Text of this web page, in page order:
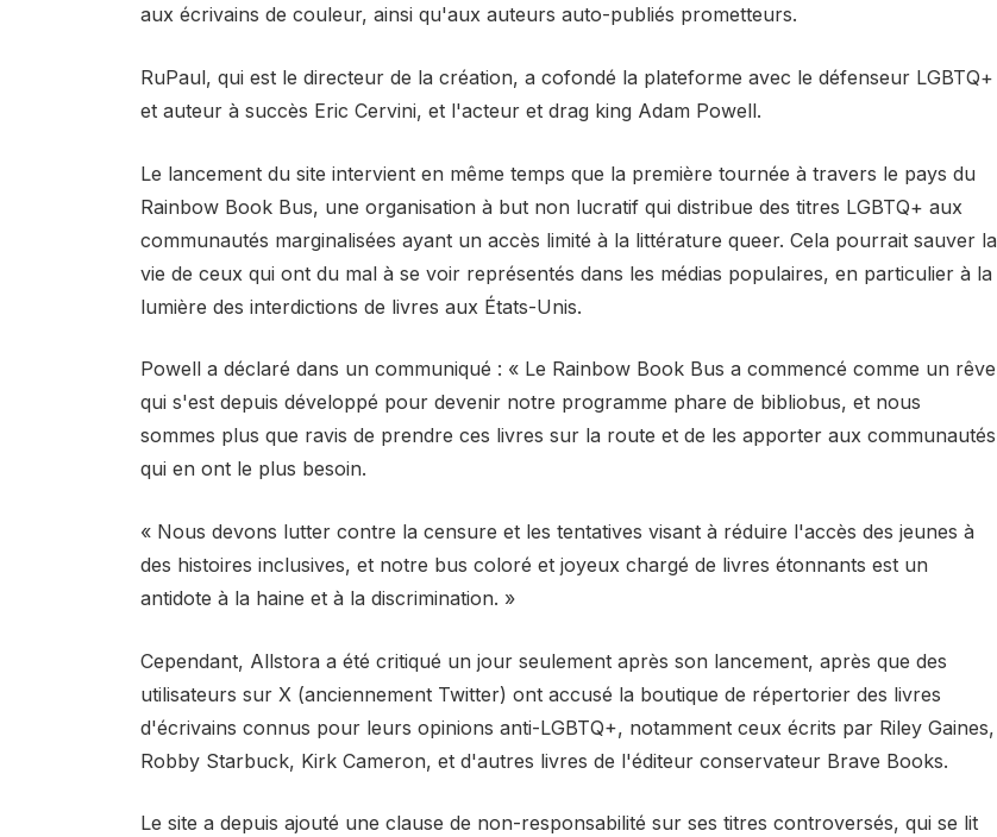
aux écrivains de couleur, ainsi qu'aux auteurs auto-publiés prometteurs.
RuPaul, qui est le directeur de la création, a cofondé la plateforme avec le défenseur LGBTQ+
et auteur à succès Eric Cervini, et l'acteur et drag king Adam Powell.
Le lancement du site intervient en même temps que la première tournée à travers le pays du
Rainbow Book Bus, une organisation à but non lucratif qui distribue des titres LGBTQ+ aux
communautés marginalisées ayant un accès limité à la littérature queer. Cela pourrait sauver la
vie de ceux qui ont du mal à se voir représentés dans les médias populaires, en particulier à la
lumière des interdictions de livres aux États-Unis.
Powell a déclaré dans un communiqué : « Le Rainbow Book Bus a commencé comme un rêve
qui s'est depuis développé pour devenir notre programme phare de bibliobus, et nous
sommes plus que ravis de prendre ces livres sur la route et de les apporter aux communautés
qui en ont le plus besoin.
« Nous devons lutter contre la censure et les tentatives visant à réduire l'accès des jeunes à
des histoires inclusives, et notre bus coloré et joyeux chargé de livres étonnants est un
antidote à la haine et à la discrimination. »
Cependant, Allstora a été critiqué un jour seulement après son lancement, après que des
utilisateurs sur X (anciennement Twitter) ont accusé la boutique de répertorier des livres
d'écrivains connus pour leurs opinions anti-LGBTQ+, notamment ceux écrits par Riley Gaines,
Robby Starbuck, Kirk Cameron, et d'autres livres de l'éditeur conservateur Brave Books.
Le site a depuis ajouté une clause de non-responsabilité sur ses titres controversés, qui se lit